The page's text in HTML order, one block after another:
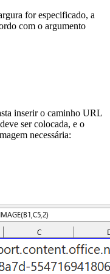
for especificado, a
com o argumento
inserir o caminho URL
ser colocada, e o
necessária: